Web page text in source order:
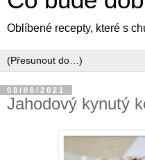
Oblíbené recepty, které s
08/06/2021
Jahodový kynutý